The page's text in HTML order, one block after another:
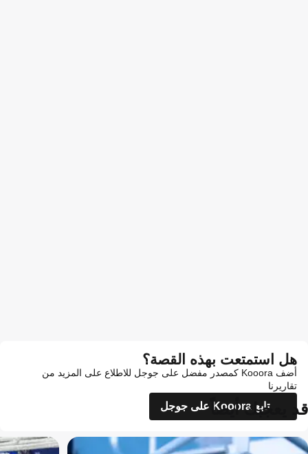
هل استمتعت بهذه القصة؟
أضف Kooora كمصدر مفضل على جوجل للاطلاع على المزيد من
تقاريرنا
تابع Kooora على جوجل
قد يعجبك أيضاً